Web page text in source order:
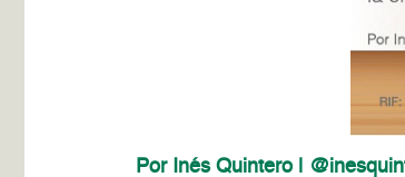
Por Inés Quintero |